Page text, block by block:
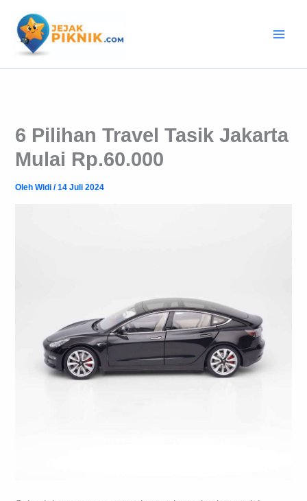
konten
6 Pilihan Travel Tasik Jakarta
Mulai Rp.60.000
OlehWidi/14 Juli 2024